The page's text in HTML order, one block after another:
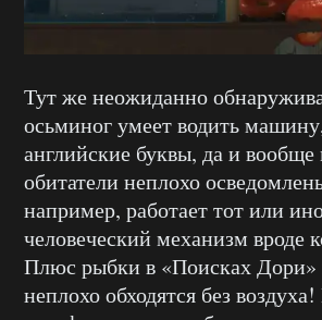
Тут же неожиданно
осьминог умеет водить
английские буквы, да и
обитатели неплохо
например, работает тот или
человеческий механизм вроде
Плюс рыбки в «Поисках Дори»
неплохо обходятся без